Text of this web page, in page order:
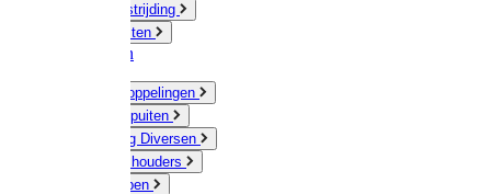
Onkruidbestrijding
Vliegenkasten
Meststoffen
Messing koppelingen
Gieters / Spuiten
Besproeiing Diversen
Slangen & houders
Waterpompen